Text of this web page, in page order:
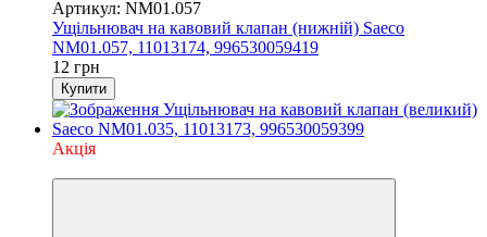
Артикул: NM01.057
Ущільнювач на кавовий клапан (нижній) Saeco
NM01.057, 11013174, 996530059419
12 грн
Купити
Акція